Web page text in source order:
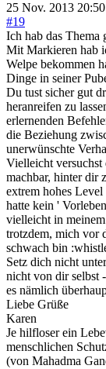
25 Nov. 2013 20:50
#19
Ich hab das Thema
Mit Markieren hab
Welpe bekommen
Dinge in seiner
Du tust sicher gut
heranreifen zu
erlernenden
die Beziehung
unerwünschte
Vielleicht versuchst
machbar, hinter dir
extrem hohes
hatte kein '
vielleicht in
trotzdem, mich vor
schwach bin
Setz dich nicht
nicht von dir selbst
es nämlich
Liebe Grüße
Karen
Je hilfloser ein
menschlichen
(von Mahadma